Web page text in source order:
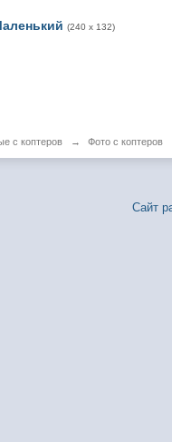
(240 x 132)
с коптеров → Фото с коптеров
Сайт